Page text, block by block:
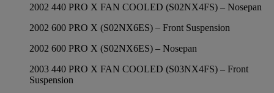
2002 440 PRO X FAN COOLED (S02NX4FS) – Nosepan
2002 600 PRO X (S02NX6ES) – Front Suspension
2002 600 PRO X (S02NX6ES) – Nosepan
2003 440 PRO X FAN COOLED (S03NX4FS) – Front
Suspension